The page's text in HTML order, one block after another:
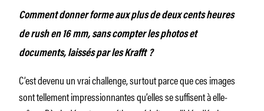
Comment donner forme aux plus de deux cents heures
de rush en 16 mm, sans compter les photos et
documents, laissés par les Krafft ?
C’est devenu un vrai challenge, surtout parce que ces images
sont tellement impressionnantes qu’elles se suffisent à elle-